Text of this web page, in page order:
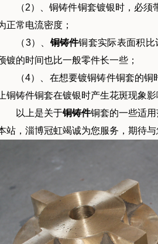
2）、铜铸件铜套镀银时，必须带
正常电流密度；
3）、 铜铸件铜套实际表面积比
镀的时间也比一般零件长一些；
4）、在想要镀铜铸件铜套的铜时
铜铸件铜套在镀银时产生花斑现象影
上是关于铜铸件铜套的一些适
站，淄博冠虹竭诚为您服务，期待